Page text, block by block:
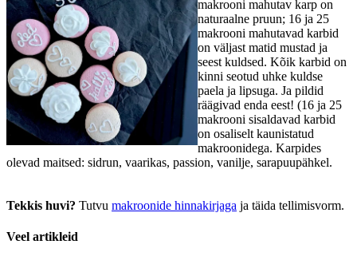
makrooni mahutav karp on
naturaalne pruun; 16 ja 25
makrooni mahutavad karbid
on väljast matid mustad ja
seest kuldsed. Kõik karbid on
kinni seotud uhke kuldse
paela ja lipsuga. Ja pildid
räägivad enda eest! (16 ja 25
makrooni sisaldavad karbid
on osaliselt kaunistatud
makroonidega. Karpides
olevad maitsed: sidrun, vaarikas, passion, vanilje, sarapuupähkel.
Tekkis huvi? Tutvu makroonide hinnakirjaga ja täida tellimisvorm.
Veel artikleid